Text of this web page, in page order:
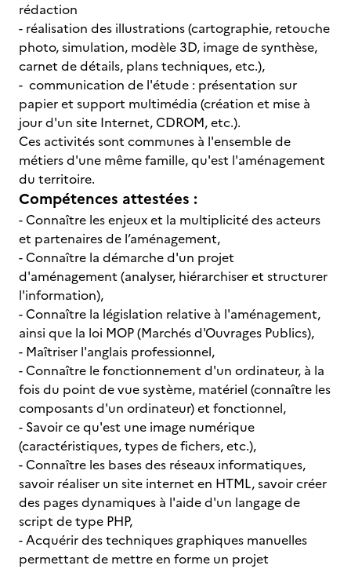
rédaction
- réalisation des illustrations (cartographie, retouche
photo, simulation, modèle 3D, image de synthèse,
carnet de détails, plans techniques, etc.),
- communication de l'étude : présentation sur
papier et support multimédia (création et mise à
jour d'un site Internet, CDROM, etc.).
Ces activités sont communes à l'ensemble de
métiers d'une même famille, qu'est l'aménagement
du territoire.
Compétences attestées :
- Connaître les enjeux et la multipli­cité des acteurs
et partenaires de l’aménagement,
- Connaître la démarche d'un projet
d'aménagement (analyser, hiérarchiser et structurer
l'information),
- Connaître la législation relative à l'aménagement,
ainsi que la loi MOP (Marchés d'Ouvrages Publics),
- Maîtriser l'anglais professionnel,
- Connaître le fonctionnement d'un ordinateur, à la
fois du point de vue système, matériel (connaître les
composants d'un ordinateur) et fonctionnel,
- Savoir ce qu'est une image numérique
(caractéristiques, types de fichers, etc.),
- Connaître les bases des réseaux informatiques,
savoir réaliser un site internet en HTML, savoir créer
des pages dynamiques à l'aide d'un langage de
script de type PHP,
- Acquérir des techniques graphiques manuelles
permettant de mettre en forme un projet